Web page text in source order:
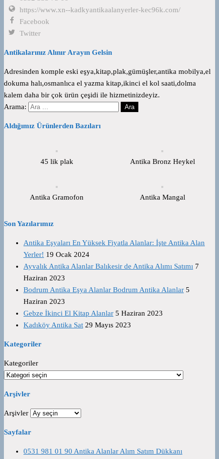
https://www.xn--kadkyantikaalanyerler-kec96k.com/
Facebook
Twitter
Antikalarınız Alınır Arayın Gelsin
Adresinden komple eski eşya,kitap,plak,gümüşler,antika mobilya,el
dokuma halı,osmanlıca el yazma kitap,ikinci el kol saati,dolma
kalem daha bir çok ürün çeşidi ile hizmetinizdeyiz.
Arama:
Aldığımız Ürünlerden Bazıları
45 lik plak Antika Bronz Heykel
Antika Gramofon Antika Mangal
Son Yazılarımız
Antika Eşyaları En Yüksek Fiyatla Alanlar: İşte Antika Alan
Yerler! 19 Ocak 2024
Ayvalık Antika Alanlar Balıkesir de Antika Alımı Satımı 7
Haziran 2023
Bodrum Antika Eşya Alanlar Bodrum Antika Alanlar 5
Haziran 2023
Gebze İkinci El Kitap Alanlar 5 Haziran 2023
Kadıköy Antika Sat 29 Mayıs 2023
Kategoriler
Kategoriler
Arşivler
Arşivler
Sayfalar
0531 981 01 90 Antika Alanlar Alım Satım Dükkanı